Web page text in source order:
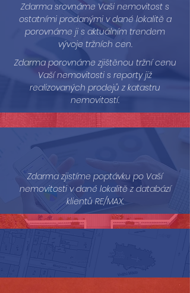
Zdarma srovnáme Vaši nemovitost s
ostatními prodanými v dané lokalitě a
porovnáme ji s aktuálním trendem
vývoje tržních cen.
Zdarma porovnáme zjištěnou tržní cenu
Vaší nemovitosti s reporty již
realizovaných prodejů z katastru
nemovitostí.
Zdarma zjistíme poptávku po Vaší
nemovitosti v dané lokalitě z databází
klientů RE/MAX.